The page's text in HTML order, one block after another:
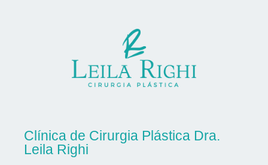
Clínica de Cirurgia Plástica Dra.
Leila Righi